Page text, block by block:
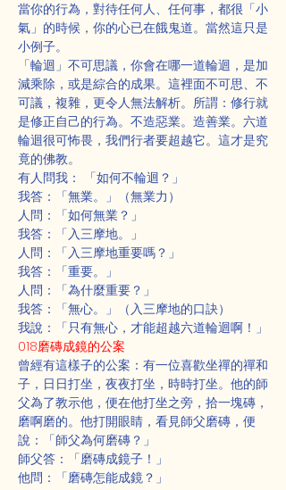
當你的行為，對待任何人、任何事，都很「小
氣」的時候，你的心已在餓鬼道。當然這只是
小例子。
「輪迴」不可思議，你會在哪一道輪迴，是加
減乘除，或是綜合的成果。這裡面不可思、不
可議，複雜，更令人無法解析。所謂：修行就
是修正自己的行為。不造惡業。造善業。六道
輪迴很可怖畏，我們行者要超越它。這才是究
竟的佛教。
有人問我： 「如何不輪迴？」
我答：「無業。」（無業力）
人問：「如何無業？」
我答：「入三摩地。」
人問：「入三摩地重要嗎？」
我答：「重要。」
人問：「為什麼重要？」
我答：「無心。」（入三摩地的口訣）
我說：「只有無心，才能超越六道輪迴啊！」
018磨磚成鏡的公案
曾經有這樣子的公案：有一位喜歡坐禪的禪和
子，日日打坐，夜夜打坐，時時打坐。他的師
父為了教示他，便在他打坐之旁，拾一塊磚，
磨啊磨的。他打開眼睛，看見師父磨磚，便
說：「師父為何磨磚？」
師父答：「磨磚成鏡子！」
他問：「磨磚怎能成鏡？」